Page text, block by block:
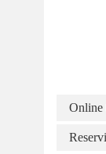
Online